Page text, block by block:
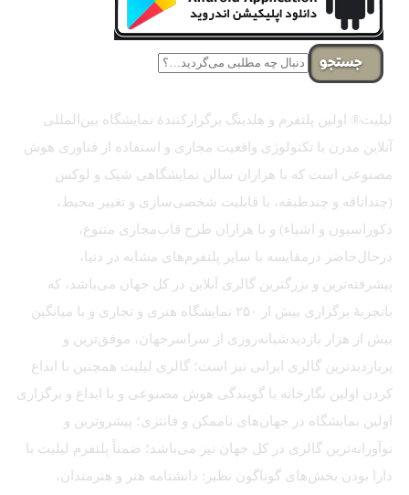
جستجو
لیلیت® اولین پلتفرم و هلدینگ برگزارکنندهٔ نمایشگاه بین‌المللی
آنلاین مدرن با تکنولوژی واقعیت مجازی و استفاده از فناوری هوش
مصنوعی است که با هزاران سالن نمایشگاهی شیک و لوکس
(چنداتاقه و چندطبقه، با قابلیت شخصی‌سازی و تغییر محیط،
دکوراسیون و اشیاء) و با هزاران طرح قاب‌مجازی متنوع،
درحال‌حاضر درمقایسه با سایر پلتفرم‌های مشابه در دنیا،
پیشرفته‌ترین و بزرگترین گالری آنلاین در کل جهان می‌باشد، که
باتجربهٔ برگزاری بیش از ۲۵۰ نمایشگاه هنری و تجاری و با میانگین
بیش از هزار بازدیدشبانه‌روزی از سراسرجهان، موفق‌ترین و
پربازدیدترین گالری ایرانی نیز است؛ گالری لیلیت همچنین با ابداع
کردن اولین نگارخانه با گویندگی هوش مصنوعی و با ابداع و برگزاری
اولین نمایشگاه در جهان‌های ناممکن و فانتزی؛ پیشروترین و
نوآورانه‌ترین گالری در کل جهان نیز می‌باشد؛ ضمناً پلتفرم لیلیت با
دارا بودن بخش‌های گوناگون نظیر: دانشنامه هنر و هنرمندان،